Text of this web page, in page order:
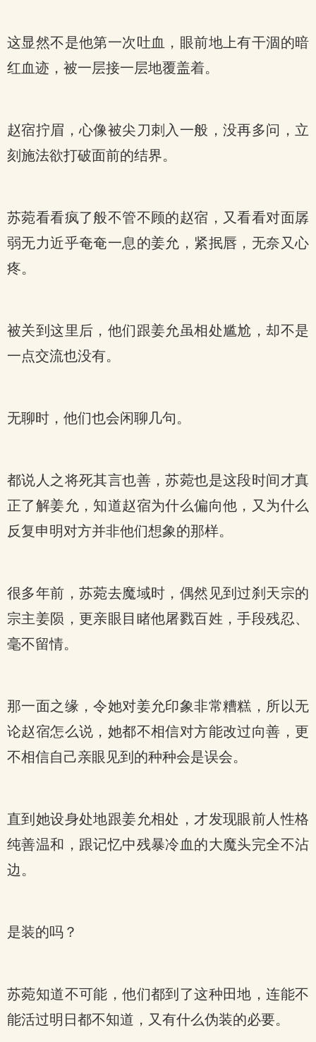
这显然不是他第一次吐血，眼前地上有干涸的暗
红血迹，被一层接一层地覆盖着。
赵宿拧眉，心像被尖刀刺入一般，没再多问，立
刻施法欲打破面前的结界。
苏菀看看疯了般不管不顾的赵宿，又看看对面孱
弱无力近乎奄奄一息的姜允，紧抿唇，无奈又心
疼。
被关到这里后，他们跟姜允虽相处尴尬，却不是
一点交流也没有。
无聊时，他们也会闲聊几句。
都说人之将死其言也善，苏菀也是这段时间才真
正了解姜允，知道赵宿为什么偏向他，又为什么
反复申明对方并非他们想象的那样。
很多年前，苏菀去魔域时，偶然见到过刹天宗的
宗主姜陨，更亲眼目睹他屠戮百姓，手段残忍、
毫不留情。
那一面之缘，令她对姜允印象非常糟糕，所以无
论赵宿怎么说，她都不相信对方能改过向善，更
不相信自己亲眼见到的种种会是误会。
直到她设身处地跟姜允相处，才发现眼前人性格
纯善温和，跟记忆中残暴冷血的大魔头完全不沾
边。
是装的吗？
苏菀知道不可能，他们都到了这种田地，连能不
能活过明日都不知道，又有什么伪装的必要。